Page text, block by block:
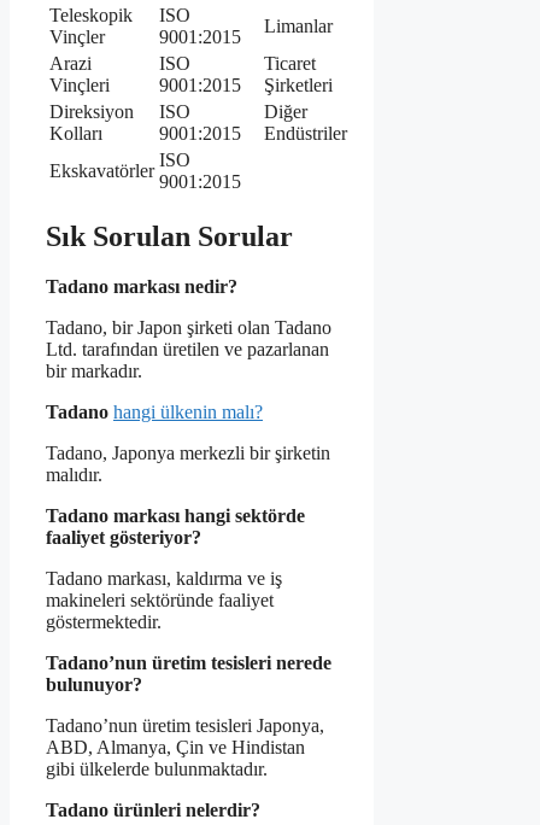
Teleskopik
Vinçler
ISO
9001:2015
Limanlar
Arazi
Vinçleri
ISO
9001:2015
Ticaret
Şirketleri
Direksiyon
Kolları
ISO
9001:2015
Diğer
Endüstriler
Ekskavatörler
ISO
9001:2015
Sık Sorulan Sorular
Tadano markası nedir?
Tadano, bir Japon şirketi olan Tadano
Ltd. tarafından üretilen ve pazarlanan
bir markadır.
Tadano hangi ülkenin malı?
Tadano, Japonya merkezli bir şirketin
malıdır.
Tadano markası hangi sektörde
faaliyet gösteriyor?
Tadano markası, kaldırma ve iş
makineleri sektöründe faaliyet
göstermektedir.
Tadano’nun üretim tesisleri nerede
bulunuyor?
Tadano’nun üretim tesisleri Japonya,
ABD, Almanya, Çin ve Hindistan
gibi ülkelerde bulunmaktadır.
Tadano ürünleri nelerdir?